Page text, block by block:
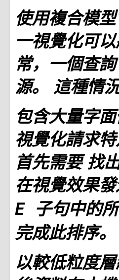
使用複合模
一視覺化可
常，一個查
源。 這種情
包含大量字
視覺化請求
首先需要找
在視覺效果
E 子句中的
完成此排序。
以較低粒度